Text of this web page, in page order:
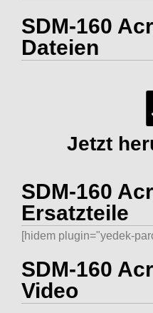
SDM-160
Dateien
Jetzt
SDM-160
Ersatzteile
[hidem plugin="yedek-
SDM-160
Video